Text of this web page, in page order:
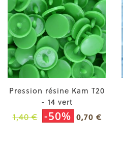
Pression résine Kam T20
- 14 vert
1,40 € -50% 0,70 €